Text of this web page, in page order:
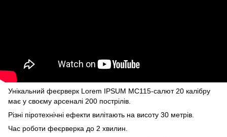
Унікальний феєрверк Lorem IPSUM MC115-салют 20 калібру
має у своєму арсеналі 200 пострілів.
Різні піротехнічні ефекти вилітають на висоту 30 метрів.
Час роботи феєрверка до 2 хвилин.